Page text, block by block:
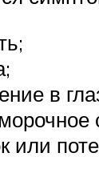
в
или